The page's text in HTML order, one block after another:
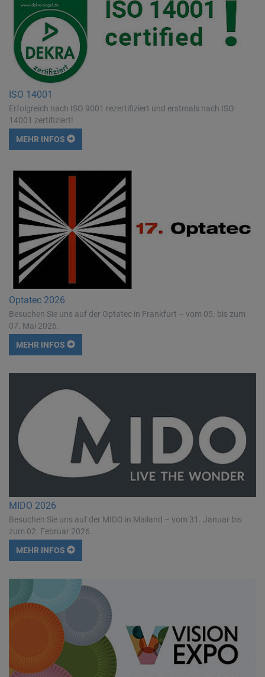
ISO 14001
Erfolgreich nach ISO 9001 rezertifiziert und erstmals nach ISO
14001 zertifiziert!
MEHR INFOS
Optatec 2026
Besuchen Sie uns auf der Optatec in Frankfurt – vom 05. bis zum
07. Mai 2026.
MEHR INFOS
MIDO 2026
Besuchen Sie uns auf der MIDO in Mailand – vom 31. Januar bis
zum 02. Februar 2026.
MEHR INFOS